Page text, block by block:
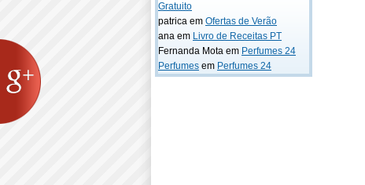
Gratuito
patrica em Ofertas de Verão
ana em Livro de Receitas PT
Fernanda Mota em Perfumes 24
Perfumes em Perfumes 24